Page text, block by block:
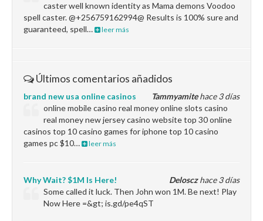
caster well known identity as Mama demons Voodoo
spell caster. @+256759162994@ Results is 100% sure and
guaranteed, spell…
leer más
Últimos comentarios añadidos
Tammyamitehace 3 días
brand new usa online casinos
online mobile casino real money online slots casino
real money new jersey casino website top 30 online
casinos top 10 casino games for iphone top 10 casino
games pc $10…
leer más
Delosczhace 3 días
Why Wait? $1M Is Here!
Some called it luck. Then John won 1M. Be next! Play
Now Here =&gt; is.gd/pe4qST